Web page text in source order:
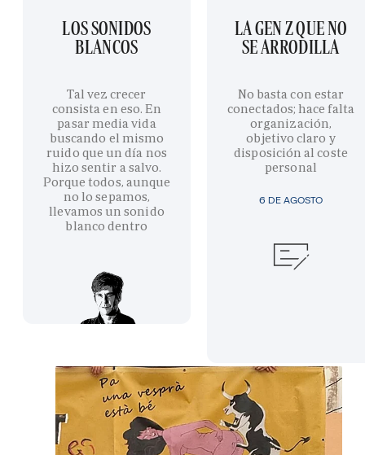
LOS SONIDOS
BLANCOS
Tal vez crecer
consista en eso. En
pasar media vida
buscando el mismo
ruido que un día nos
hizo sentir a salvo.
Porque todos, aunque
no lo sepamos,
llevamos un sonido
blanco dentro
6 DE AGOSTO
LA GEN Z QUE NO
SE ARRODILLA
No basta con estar
conectados; hace falta
organización,
objetivo claro y
disposición al coste
personal